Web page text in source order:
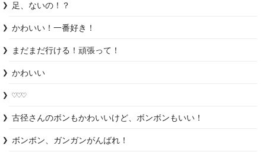
足、ないの！？
かわいい！一番好き！
まだまだ行ける！頑張って！
かわいい
♡♡♡
古径さんのボンもかわいいけど、ボンボンもいい！
ボンボン、ガンガンがんばれ！